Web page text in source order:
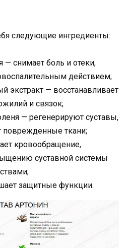
следующие ингредиенты:
— снимает боль и отеки,
действием;
экстракт — восстанавливает
и связок;
— регенерируют суставы,
поврежденные ткани;
кровообращение,
суставной системы
защитные функции.